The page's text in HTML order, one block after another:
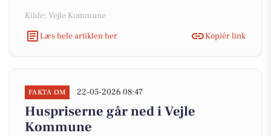
Kilde: Vejle Kommune
Læs hele artiklen her
Kopiér link
FAKTA OM 22-05-2026 08:47
Huspriserne går ned i Vejle
Kommune